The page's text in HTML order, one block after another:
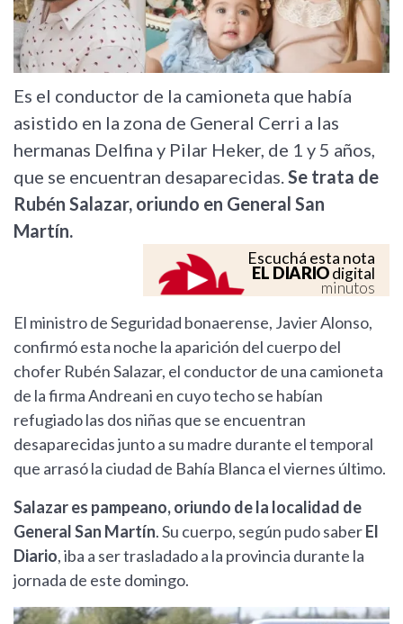
Es el conductor de la camioneta que había
asistido en la zona de General Cerri a las
hermanas Delfina y Pilar Heker, de 1 y 5 años,
que se encuentran desaparecidas.Se trata de
Rubén Salazar, oriundo en General San
Martín.
Escuchá esta nota
EL DIARIOdigital
minutos
El ministro de Seguridad bonaerense, Javier Alonso,
confirmó esta noche la aparición del cuerpo del
chofer Rubén Salazar, el conductor de una camioneta
de la firma Andreani en cuyo techo se habían
refugiado las dos niñas que se encuentran
desaparecidas junto a su madre durante el temporal
que arrasó la ciudad de Bahía Blanca el viernes último.
Salazar es pampeano, oriundo de la localidad de
General San Martín. Su cuerpo, según pudo saberEl
Diario, iba a ser trasladado a la provincia durante la
jornada de este domingo.